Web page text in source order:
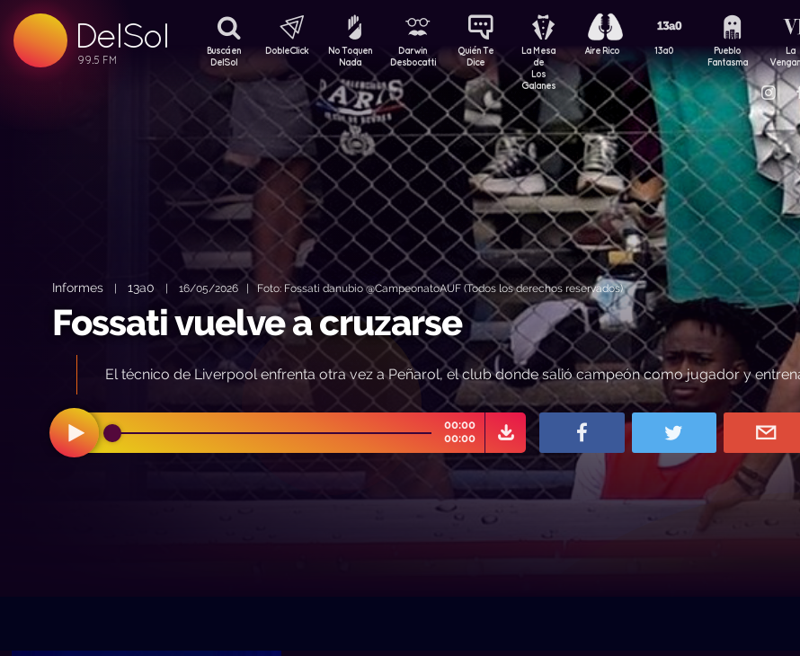
DelSol
99.5 FM
99.5 FM
99.5 FM
Buscá en
DelSol
DobleClick
No Toquen
Nada
Darwin
Desbocatti
Quién Te
Dice
La Mesa
de
Los
Galanes
Aire Rico 13a0
Pueblo
Fantasma
La
Informes| 13a0 | 16/05/2026 | Foto: Fossati danubio @CampeonatoAUF (Todos los derechos reservados)
Fossati vuelve a cruzarse
El técnico de Liverpool enfrenta otra vez a Peñarol, el club donde salió campeón como jugador y
00:00
00:00